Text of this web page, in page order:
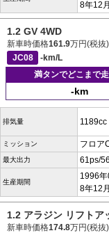
8年12月
1.2 GV 4WD
新車時価格161.9万円(税抜)
JC08
-km/L
満タンでどこまで
-km
排気量 1189cc
ミッション フロア
最大出力 61ps/
生産期間
1996
8年12月
1.2 アラジン リフトア
新車時価格174.8万円(税抜)